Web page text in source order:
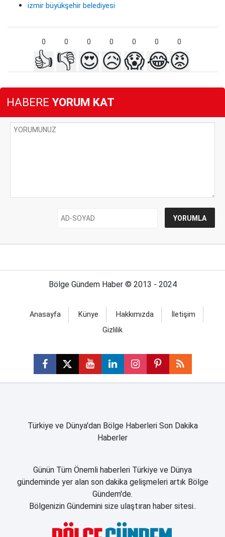
izmir büyükşehir belediyesi
0 0 0 0 0 0 0
👍 👎 😍😥😱😂😡
HABERE YORUM KAT
Bölge Gündem Haber © 2013 - 2024
Anasayfa Künye Hakkımızda
İletişim
Gizlilik
Türkiye ve Dünya'dan Bölge Haberleri Son Dakika
Haberler
Günün Tüm Önemli haberleri Türkiye ve Dünya
gündeminde yer alan son dakika gelişmeleri artık Bölge
Gündem'de.
Bölgenizin Gündemini size ulaştıran haber sitesi..